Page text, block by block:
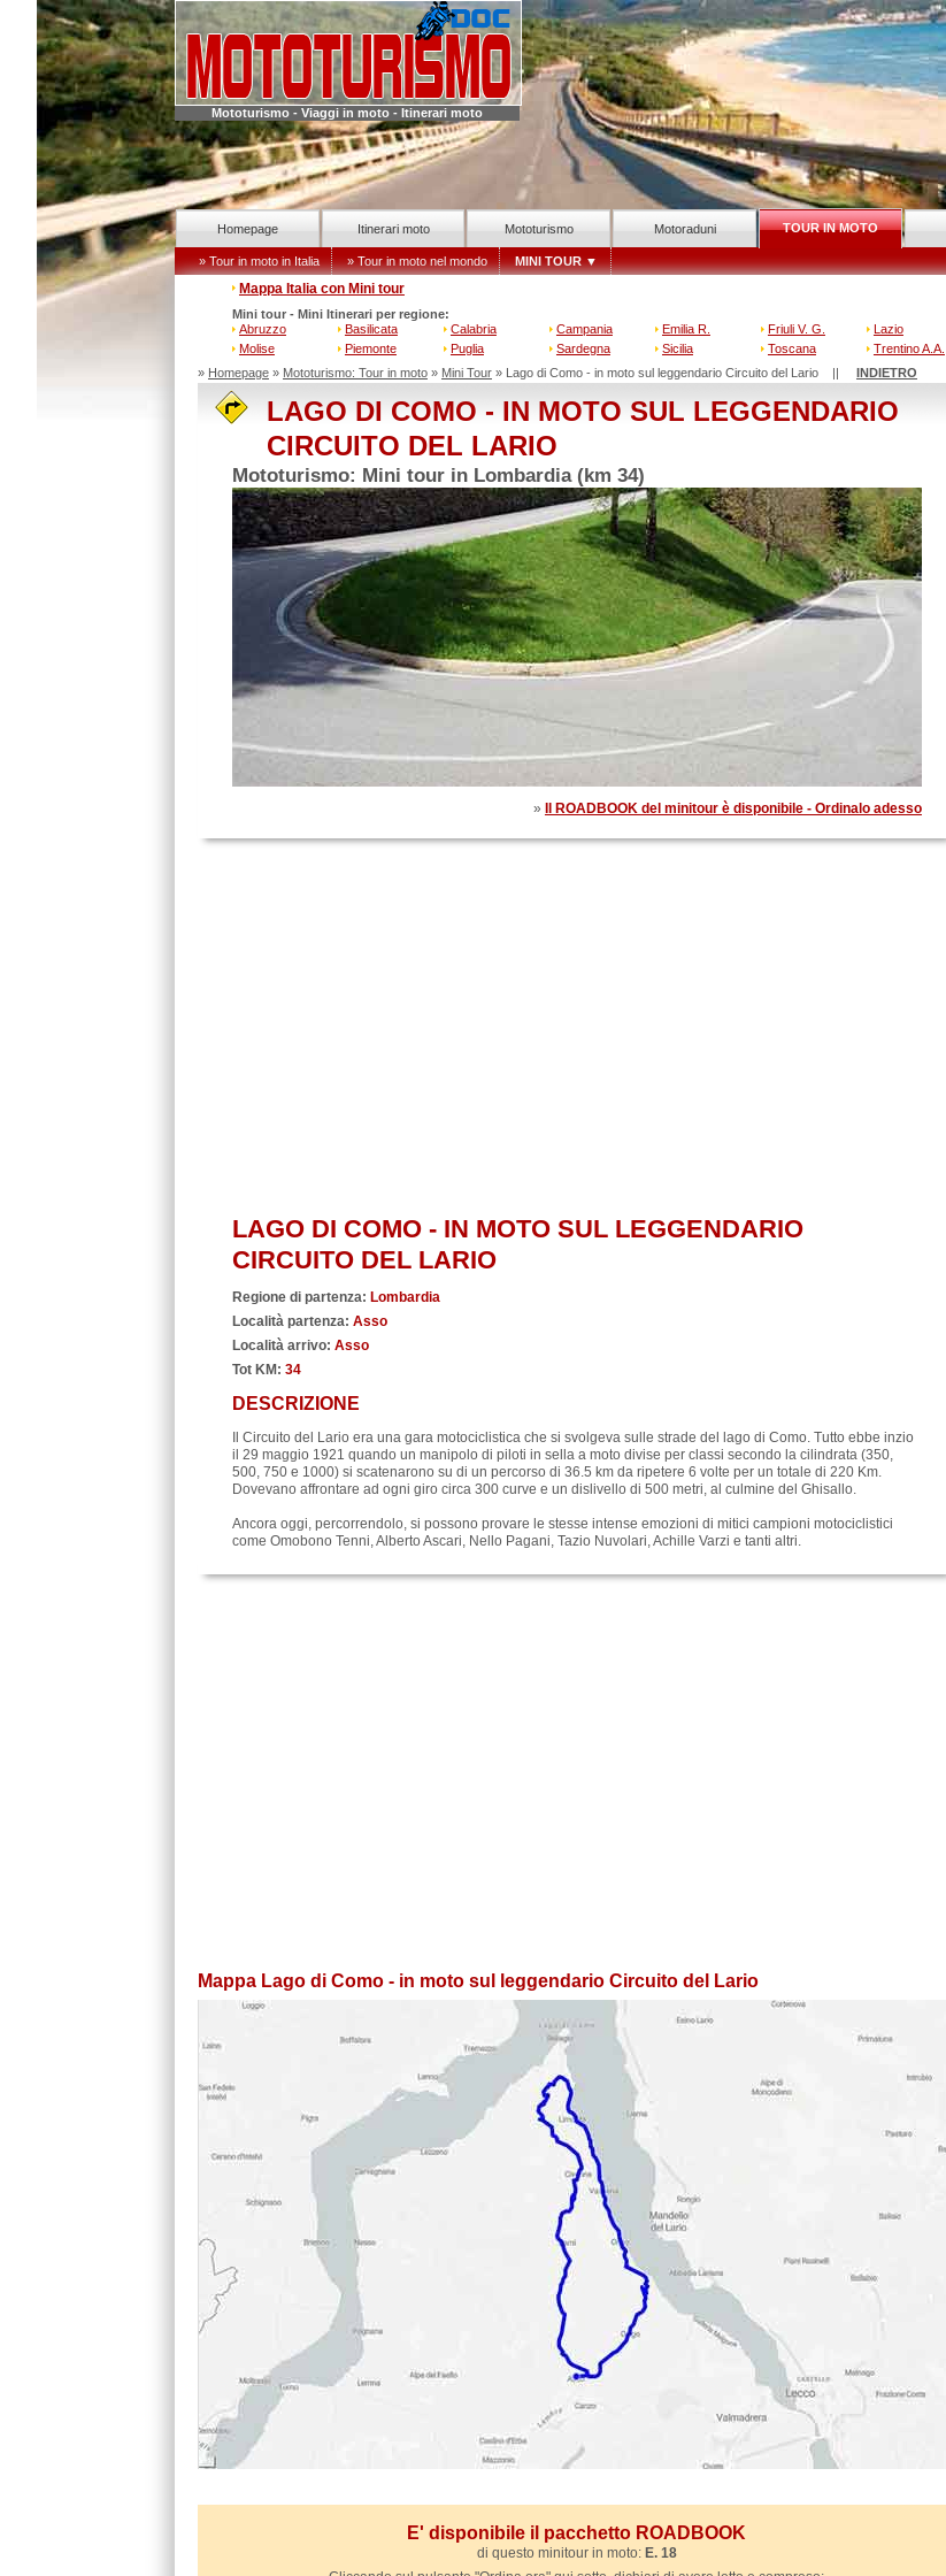
Mototurismo - Viaggi in moto - Itinerari moto
Homepage Itinerari moto Mototurismo Motoraduni TOUR IN MOTO
» Tour in moto in Italia » Tour in moto nel mondo MINI TOUR▼
Mappa Italia con Mini tour
Mini tour - Mini Itinerari per regione:
Abruzzo
Basilicata Calabria Campania Emilia R. Friuli V. G. Lazio
Molise
Piemonte Puglia Sardegna Sicilia Toscana Trentino A.A.
» Homepage» Mototurismo: Tour in moto» Mini Tour» Lago di Como - in moto sul leggendario Circuito del Lario || INDIETRO
LAGO DI COMO - IN MOTO SUL LEGGENDARIO
CIRCUITO DEL LARIO
Mototurismo: Mini tour in Lombardia (km 34)
» Il ROADBOOK del minitour è disponibile - Ordinalo adesso
LAGO DI COMO - IN MOTO SUL LEGGENDARIO
CIRCUITO DEL LARIO
Regione di partenza: Lombardia
Località partenza: Asso
Località arrivo: Asso
Tot KM: 34
DESCRIZIONE
Il Circuito del Lario era una gara motociclistica che si svolgeva sulle strade del lago di Como. Tutto ebbe inzio
il 29 maggio 1921 quando un manipolo di piloti in sella a moto divise per classi secondo la cilindrata (350,
500, 750 e 1000) si scatenarono su di un percorso di 36.5 km da ripetere 6 volte per un totale di 220 Km.
Dovevano affrontare ad ogni giro circa 300 curve e un dislivello di 500 metri, al culmine del Ghisallo.
Ancora oggi, percorrendolo, si possono provare le stesse intense emozioni di mitici campioni motociclistici
come Omobono Tenni, Alberto Ascari, Nello Pagani, Tazio Nuvolari, Achille Varzi e tanti altri.
Mappa Lago di Como - in moto sul leggendario Circuito del Lario
E' disponibile il pacchetto ROADBOOK
di questo minitour in moto: E. 18